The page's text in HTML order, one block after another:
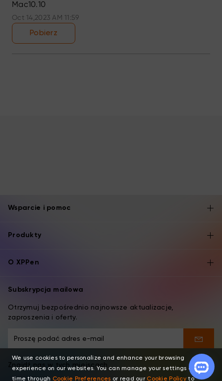
Mac10.10
Oct 14,2023 AM 11:59
Pobierz
Wsparcie i pomoc
Produkty
O XPPen
Subskrypcja mailowa
Otrzymuj bezpośrednio najnowsze aktualizacje,
zaproszenia i oferty.
Znajdź nas w tych miejscach
We use cookies to personalize and enhance your browsing
experience on our websites. You can manage your settings at any
time through Cookie Preferences or read our Cookie Policyto